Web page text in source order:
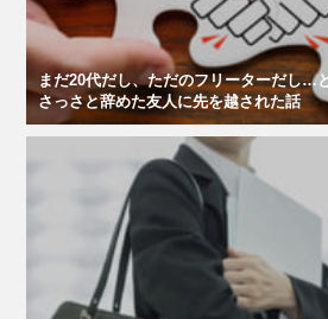
まだ20代だし、ただのフリーターだし…
さっさと辞めた友人に先を越された話